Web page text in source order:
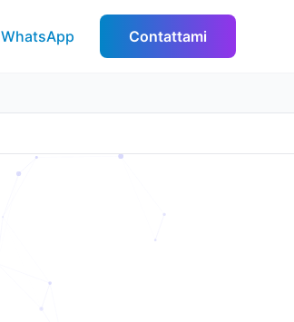
WhatsApp Contattami